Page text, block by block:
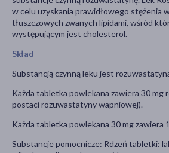
w celu uzyskania prawidłowego stężenia
tłuszczowych zwanych lipidami, wśród
występującym jest cholesterol.
Skład
Substancją czynną leku jest
Każda tabletka powlekana zawiera 30 mg
postaci rozuwastatyny wapniowej).
Każda tabletka powlekana 30 mg zawiera
Substancje pomocnicze: Rdzeń tabletki: